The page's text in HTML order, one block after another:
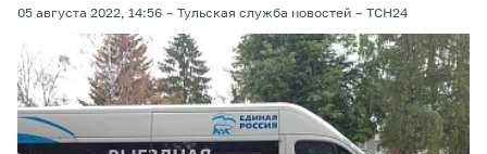
05 августа 2022, 14:56 Тульская служба новостей ТСН24